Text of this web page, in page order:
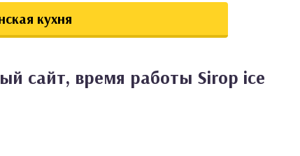
кухня
сайт, время работы Sirop ice